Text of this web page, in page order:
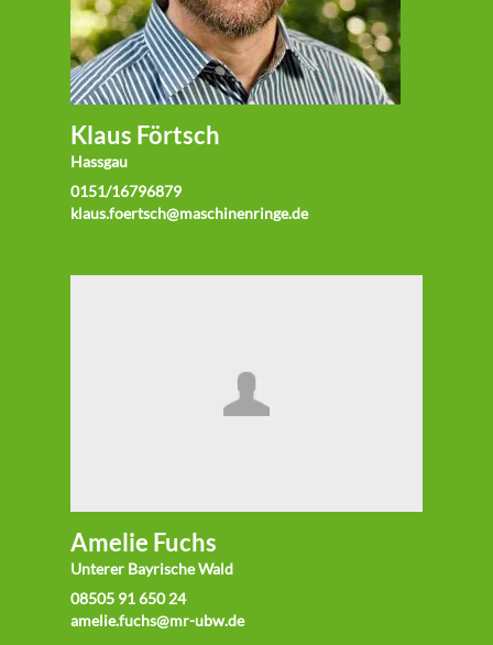
Klaus Förtsch
Hassgau
0151/16796879
klaus.foertsch@maschinenringe.de
Amelie Fuchs
Unterer Bayrische Wald
08505 91 650 24
amelie.fuchs@mr-ubw.de